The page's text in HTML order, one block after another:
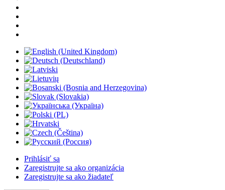
Prihlásiť sa
Zaregistrujte sa ako organizácia
Zaregistrujte sa ako žiadateľ